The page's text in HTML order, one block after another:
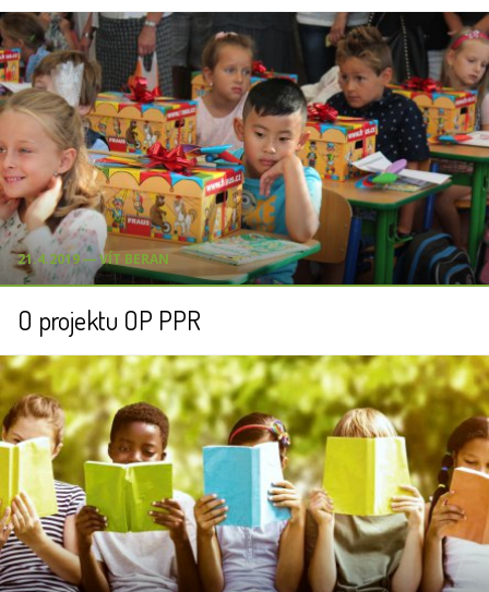
21.4.2019 ― VÍT BERAN
O projektu OP PPR